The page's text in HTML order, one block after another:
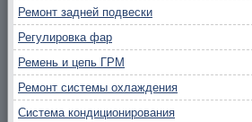
Ремонт задней подвески
Регулировка фар
Ремень и цепь ГРМ
Ремонт системы охлаждения
Система кондиционирования